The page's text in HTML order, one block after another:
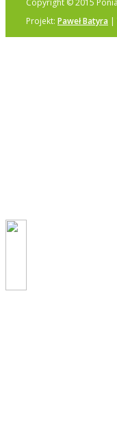
Copyright © 2015
Projekt: Paweł Batyra |